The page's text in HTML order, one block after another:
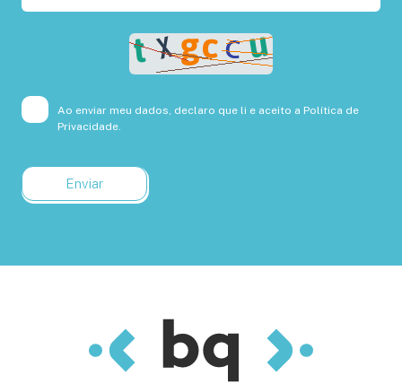
Ao enviar meu dados, declaro que li e aceito a Política de
Privacidade.
Enviar